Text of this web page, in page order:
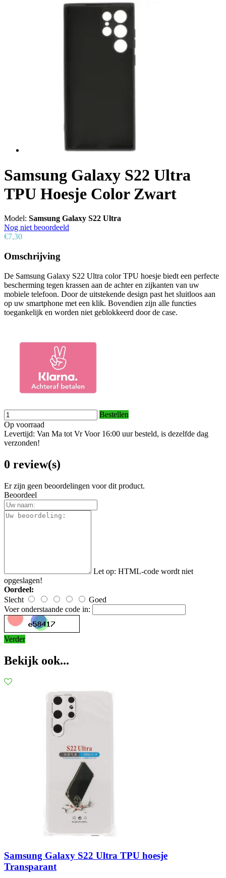
Samsung Galaxy S22 Ultra
TPU Hoesje Color Zwart
Model: Samsung Galaxy S22 Ultra
Nog niet beoordeeld
€7,30
Omschrijving
De Samsung Galaxy S22 Ultra color TPU hoesje biedt een perfecte
bescherming tegen krassen aan de achter en zijkanten van uw
mobiele telefoon. Door de uitstekende design past het sluitloos aan
op uw smartphone met een klik. Bovendien zijn alle functies
toegankelijk en worden niet geblokkeerd door de case.
Bestellen
Op voorraad
Levertijd: Van Ma tot Vr Voor 16:00 uur besteld, is dezelfde dag
verzonden!
0 review(s)
Er zijn geen beoordelingen voor dit product.
Beoordeel
Let op: HTML-code wordt niet
opgeslagen!
Oordeel:
Slecht
Goed
Voer onderstaande code in:
Verder
Bekijk ook...
Samsung Galaxy S22 Ultra TPU hoesje
Transparant